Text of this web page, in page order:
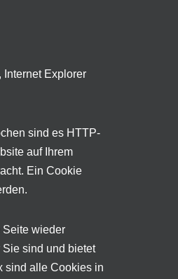
Internet Explorer
sind es HTTP-
auf Ihrem
Ein Cookie
wieder
Sie sind und bietet
sind alle Cookies in